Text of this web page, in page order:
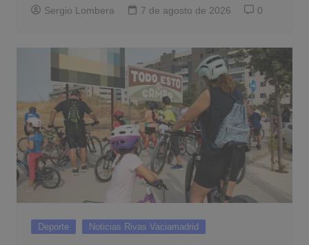
Sergio Lombera 7 de agosto de 2026 0
Deporte Noticias Rivas Vaciamadrid